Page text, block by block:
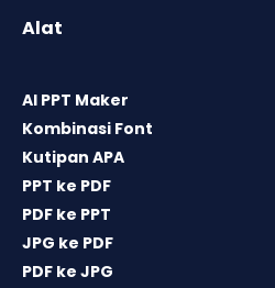
Alat
AI PPT Maker
Kombinasi Font
Kutipan APA
PPT ke PDF
PDF ke PPT
JPG ke PDF
PDF ke JPG